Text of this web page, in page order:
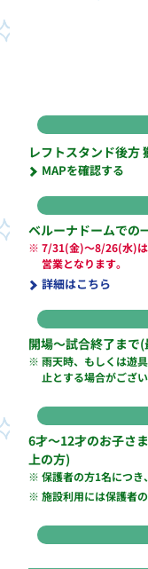
レフトスタンド後方
MAPを確認する
ベルーナドームでの
※ 7/31(金)～8/26(水)は
営業となります。
詳細はこちら
開場～試合終了まで
※ 雨天時、もしくは遊
止とする場合がござい
6才～12才のお子さ
上の方)
※ 保護者の方1名につき
※ 施設利用には保護者